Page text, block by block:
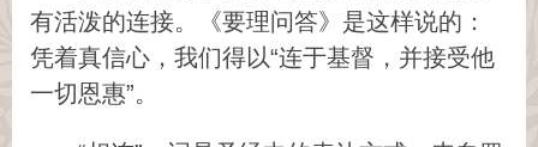
有活泼的连接。《要理问答》是这样说的：
凭着真信心，我们得以“连于基督，并接受他
一切恩惠”。